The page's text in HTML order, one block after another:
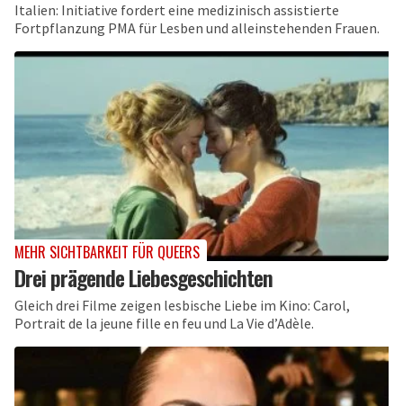
Italien: Initiative fordert eine medizinisch assistierte
Fortpflanzung PMA für Lesben und alleinstehenden Frauen.
MEHR SICHTBARKEIT FÜR QUEERS
Drei prägende Liebesgeschichten
Gleich drei Filme zeigen lesbische Liebe im Kino: Carol,
Portrait de la jeune fille en feu und La Vie d’Adèle.